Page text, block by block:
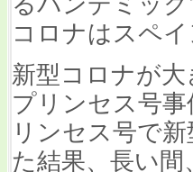
コロナはスペ
新型コロナが
プリンセス号
リンセス号で
た結果、長い